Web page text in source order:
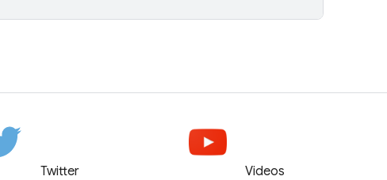
Twitter Videos